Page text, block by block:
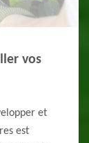
vos
et
est